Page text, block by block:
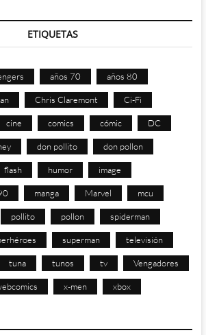
ETIQUETAS
años 70 años 80
Chris Claremont Ci-Fi
cine comics cómic DC
don pollito don pollon
flash humor image
manga Marvel mcu
pollito pollon spiderman
superman televisión
tuna tunos tv Vengadores
x-men xbox